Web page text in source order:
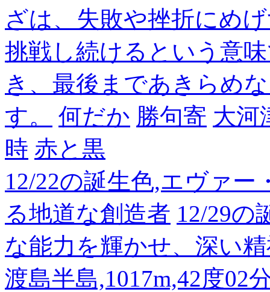
ざは、失敗や挫折にめ
挑戦し続けるという意
き、最後まであきらめ
す。
何だか 勝句寄 大河
時 赤と黒
12/22の誕生色,エヴァ
る地道な創造者 12/29の
な能力を輝かせ、深い
渡島半島,1017m,42度02